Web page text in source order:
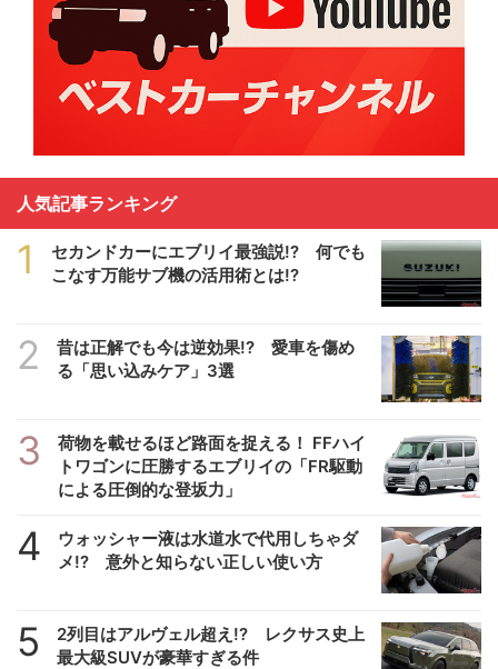
人気記事ランキング
1
セカンドカーにエブリイ最強説!? 何でも
こなす万能サブ機の活用術とは!?
2
昔は正解でも今は逆効果!? 愛車を傷め
る「思い込みケア」3選
3
荷物を載せるほど路面を捉える！ FFハイ
トワゴンに圧勝するエブリイの「FR駆動
による圧倒的な登坂力」
4
ウォッシャー液は水道水で代用しちゃダ
メ!? 意外と知らない正しい使い方
5
2列目はアルヴェル超え!? レクサス史上
最大級SUVが豪華すぎる件